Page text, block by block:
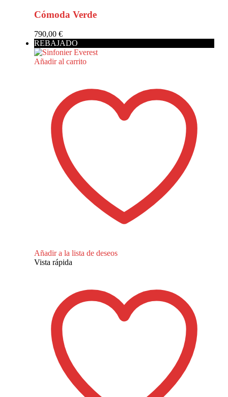
Cómoda Verde
790,00€
REBAJADO
Añadir al carrito
Añadir a la lista de deseos
Vista rápida